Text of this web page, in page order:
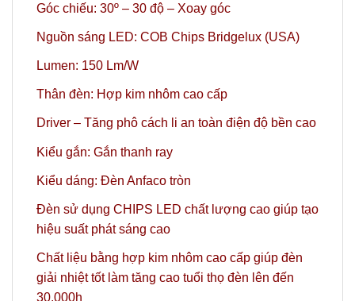
Góc chiếu: 30º – 30 độ – Xoay góc
Nguồn sáng LED: COB Chips Bridgelux (USA)
Lumen: 150 Lm/W
Thân đèn: Hợp kim nhôm cao cấp
Driver – Tăng phô cách li an toàn điện độ bền cao
Kiểu gắn: Gắn thanh ray
Kiểu dáng: Đèn Anfaco tròn
Đèn sử dụng CHIPS LED chất lượng cao giúp tạo
hiệu suất phát sáng cao
Chất liệu bằng hợp kim nhôm cao cấp giúp đèn
giải nhiệt tốt làm tăng cao tuổi thọ đèn lên đến
30.000h